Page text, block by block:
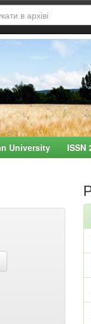
University ISSN